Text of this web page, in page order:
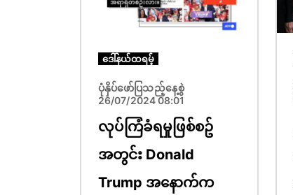
ဒေါ်နယ်ထရမ့်
ပုံနှိပ်ဖော်ပြသည့်နေ့စွဲ
26/07/2024 08:01
လုပ်ကြံခံရမှုဖြစ်စဥ်
အတွင်း Donald
Trump အနောက်က